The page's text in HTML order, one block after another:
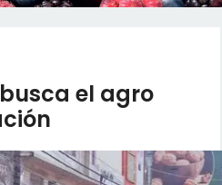
el agro